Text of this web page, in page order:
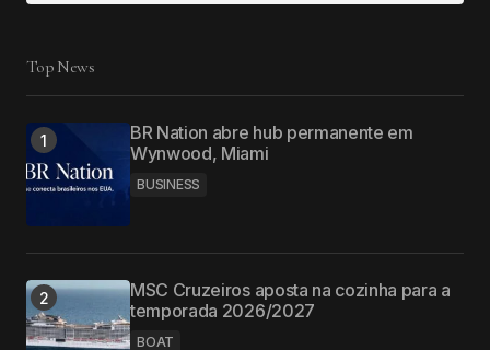
Top News
BR Nation abre hub permanente em
Wynwood, Miami
BUSINESS
MSC Cruzeiros aposta na cozinha para a
temporada 2026/2027
BOAT